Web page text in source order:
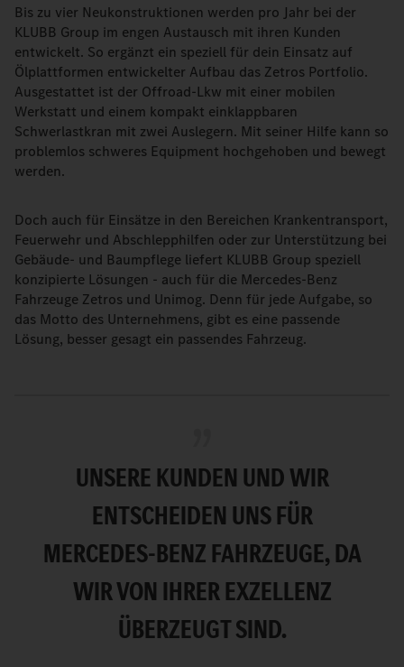
Bis zu vier Neukonstruktionen werden pro Jahr bei der
KLUBB Group im engen Austausch mit ihren Kunden
entwickelt. So ergänzt ein speziell für dein Einsatz auf
Ölplattformen entwickelter Aufbau das Zetros Portfolio.
Ausgestattet ist der Offroad-Lkw mit einer mobilen
Werkstatt und einem kompakt einklappbaren
Schwerlastkran mit zwei Auslegern. Mit seiner Hilfe kann so
problemlos schweres Equipment hochgehoben und bewegt
werden.
Doch auch für Einsätze in den Bereichen Krankentransport,
Feuerwehr und Abschlepphilfen oder zur Unterstützung bei
Gebäude- und Baumpflege liefert KLUBB Group speziell
konzipierte Lösungen - auch für die Mercedes-Benz
Fahrzeuge Zetros und Unimog. Denn für jede Aufgabe, so
das Motto des Unternehmens, gibt es eine passende
Lösung, besser gesagt ein passendes Fahrzeug.
UNSERE KUNDEN UND WIR
ENTSCHEIDEN UNS FÜR
MERCEDES-BENZ FAHRZEUGE, DA
WIR VON IHRER EXZELLENZ
ÜBERZEUGT SIND.